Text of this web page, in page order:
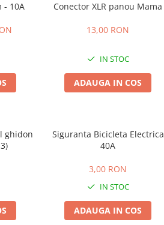
- 10A Conector XLR panou Mama
13,00 RON
IN STOC
ADAUGA IN COS
ghidon
Siguranta Bicicleta Electrica
40A
3,00 RON
IN STOC
ADAUGA IN COS